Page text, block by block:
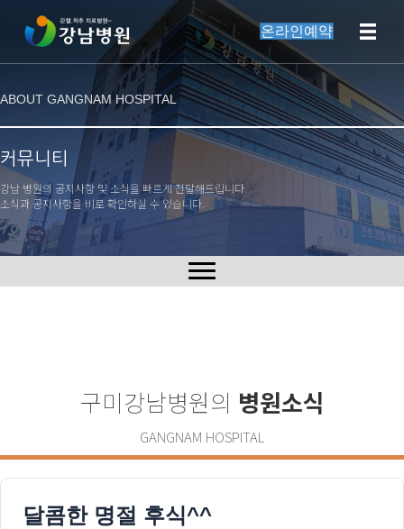
온라인예약
ABOUT GANGNAM HOSPITAL
커뮤니티
강남 병원의 공지사항 및 소식을 빠르게 전달해드립니다.
소식과 공지사항을 비로 확인하실 수 있습니다.
구미강남병원의 병원소식
GANGNAM HOSPITAL
달콤한 명절 후식^^